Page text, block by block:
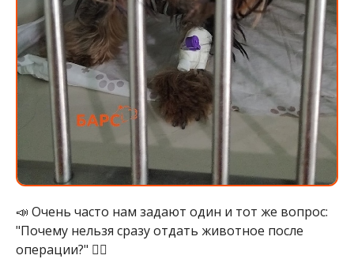
📣 Очень часто нам задают один и тот же вопрос:
"Почему нельзя сразу отдать животное после
операции?" 🤷‍♂